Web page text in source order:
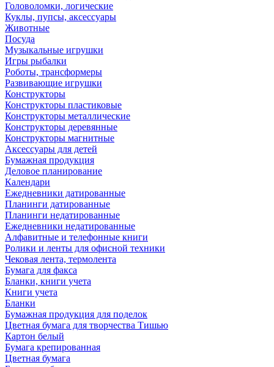
Головоломки, логические
Куклы, пупсы, аксессуары
Животные
Посуда
Музыкальные игрушки
Игры рыбалки
Роботы, трансформеры
Развивающие игрушки
Конструкторы
Конструкторы пластиковые
Конструкторы металлические
Конструкторы деревянные
Конструкторы магнитные
Аксессуары для детей
Бумажная продукция
Деловое планирование
Календари
Ежедневники датированные
Планинги датированные
Планинги недатированные
Ежедневники недатированные
Алфавитные и телефонные книги
Ролики и ленты для офисной техники
Чековая лента, термолента
Бумага для факса
Бланки, книги учета
Книги учета
Бланки
Бумажная продукция для поделок
Цветная бумага для творчества Тишью
Картон белый
Бумага крепированная
Цветная бумага